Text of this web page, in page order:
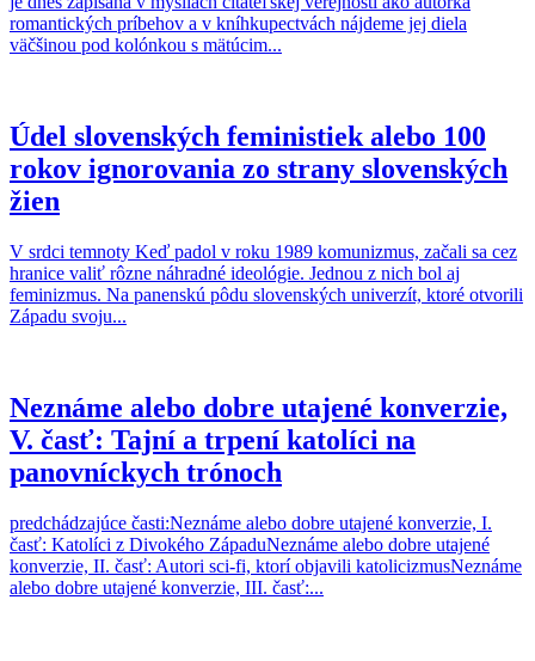
romantických príbehov a v kníhkupectvách nájdeme jej diela
väčšinou pod kolónkou s mätúcim...
Údel slovenských feministiek alebo 100
rokov ignorovania zo strany slovenských
žien
V srdci temnoty Keď padol v roku 1989 komunizmus, začali sa cez
hranice valiť rôzne náhradné ideológie. Jednou z nich bol aj
feminizmus. Na panenskú pôdu slovenských univerzít, ktoré otvorili
Západu svoju...
Neznáme alebo dobre utajené konverzie,
V. časť: Tajní a trpení katolíci na
panovníckych trónoch
predchádzajúce časti:Neznáme alebo dobre utajené konverzie, I.
časť: Katolíci z Divokého ZápaduNeznáme alebo dobre utajené
konverzie, II. časť: Autori sci-fi, ktorí objavili katolicizmusNeznáme
alebo dobre utajené konverzie, III. časť:...